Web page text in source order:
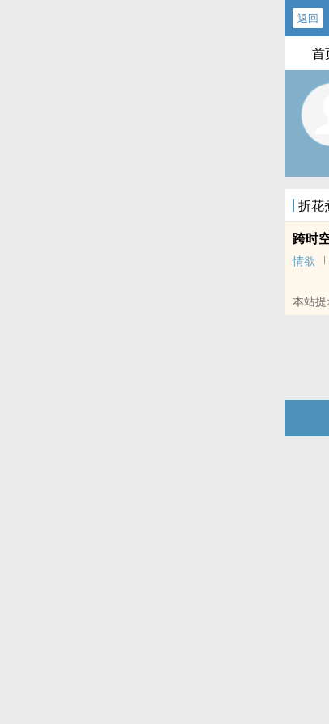
返回
首
折花
跨时
情欲
本站